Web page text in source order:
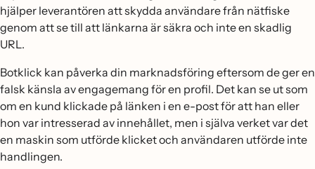
hjälper leverantören att skydda användare från nätfiske
genom att se till att länkarna är säkra och inte en skadlig
URL.
Botklick kan påverka din marknadsföring eftersom de ger en
falsk känsla av engagemang för en profil. Det kan se ut som
om en kund klickade på länken i en e-post för att han eller
hon var intresserad av innehållet, men i själva verket var det
en maskin som utförde klicket och användaren utförde inte
handlingen.